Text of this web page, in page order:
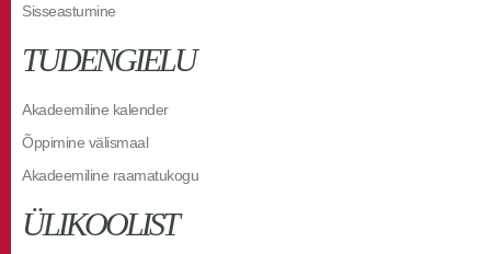
Sisseastumine
TUDENGIELU
Akadeemiline kalender
Õppimine välismaal
Akadeemiline raamatukogu
ÜLIKOOLIST